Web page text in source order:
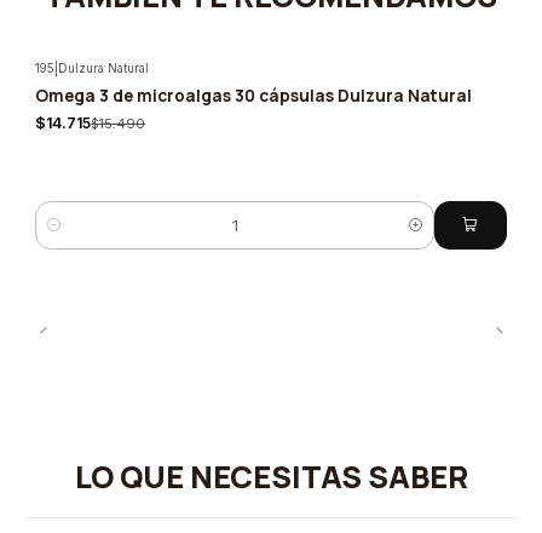
-5%
195 Dulzura Natural
Omega 3 de microalgas 30 cápsulas Dulzura Natural
$14.715$15.490
Cantidad
LO QUE NECESITAS SABER